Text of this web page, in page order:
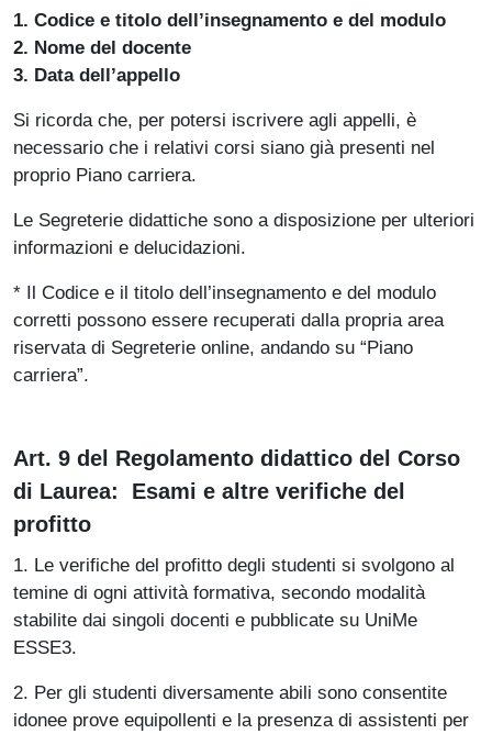
1. Codice e titolo dell’insegnamento e del modulo
2. Nome del docente
3. Data dell’appello
Si ricorda che, per potersi iscrivere agli appelli, è
necessario che i relativi corsi siano già presenti nel
proprio Piano carriera.
Le Segreterie didattiche sono a disposizione per ulteriori
informazioni e delucidazioni.
* Il Codice e il titolo dell’insegnamento e del modulo
corretti possono essere recuperati dalla propria area
riservata di Segreterie online, andando su “Piano
carriera”.
Art. 9 del Regolamento didattico del Corso
di Laurea: Esami e altre verifiche del
profitto
1. Le verifiche del profitto degli studenti si svolgono al
temine di ogni attività formativa, secondo modalità
stabilite dai singoli docenti e pubblicate su UniMe
ESSE3.
2. Per gli studenti diversamente abili sono consentite
idonee prove equipollenti e la presenza di assistenti per